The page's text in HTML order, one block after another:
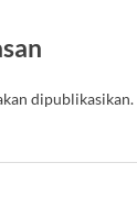
dipublikasikan.